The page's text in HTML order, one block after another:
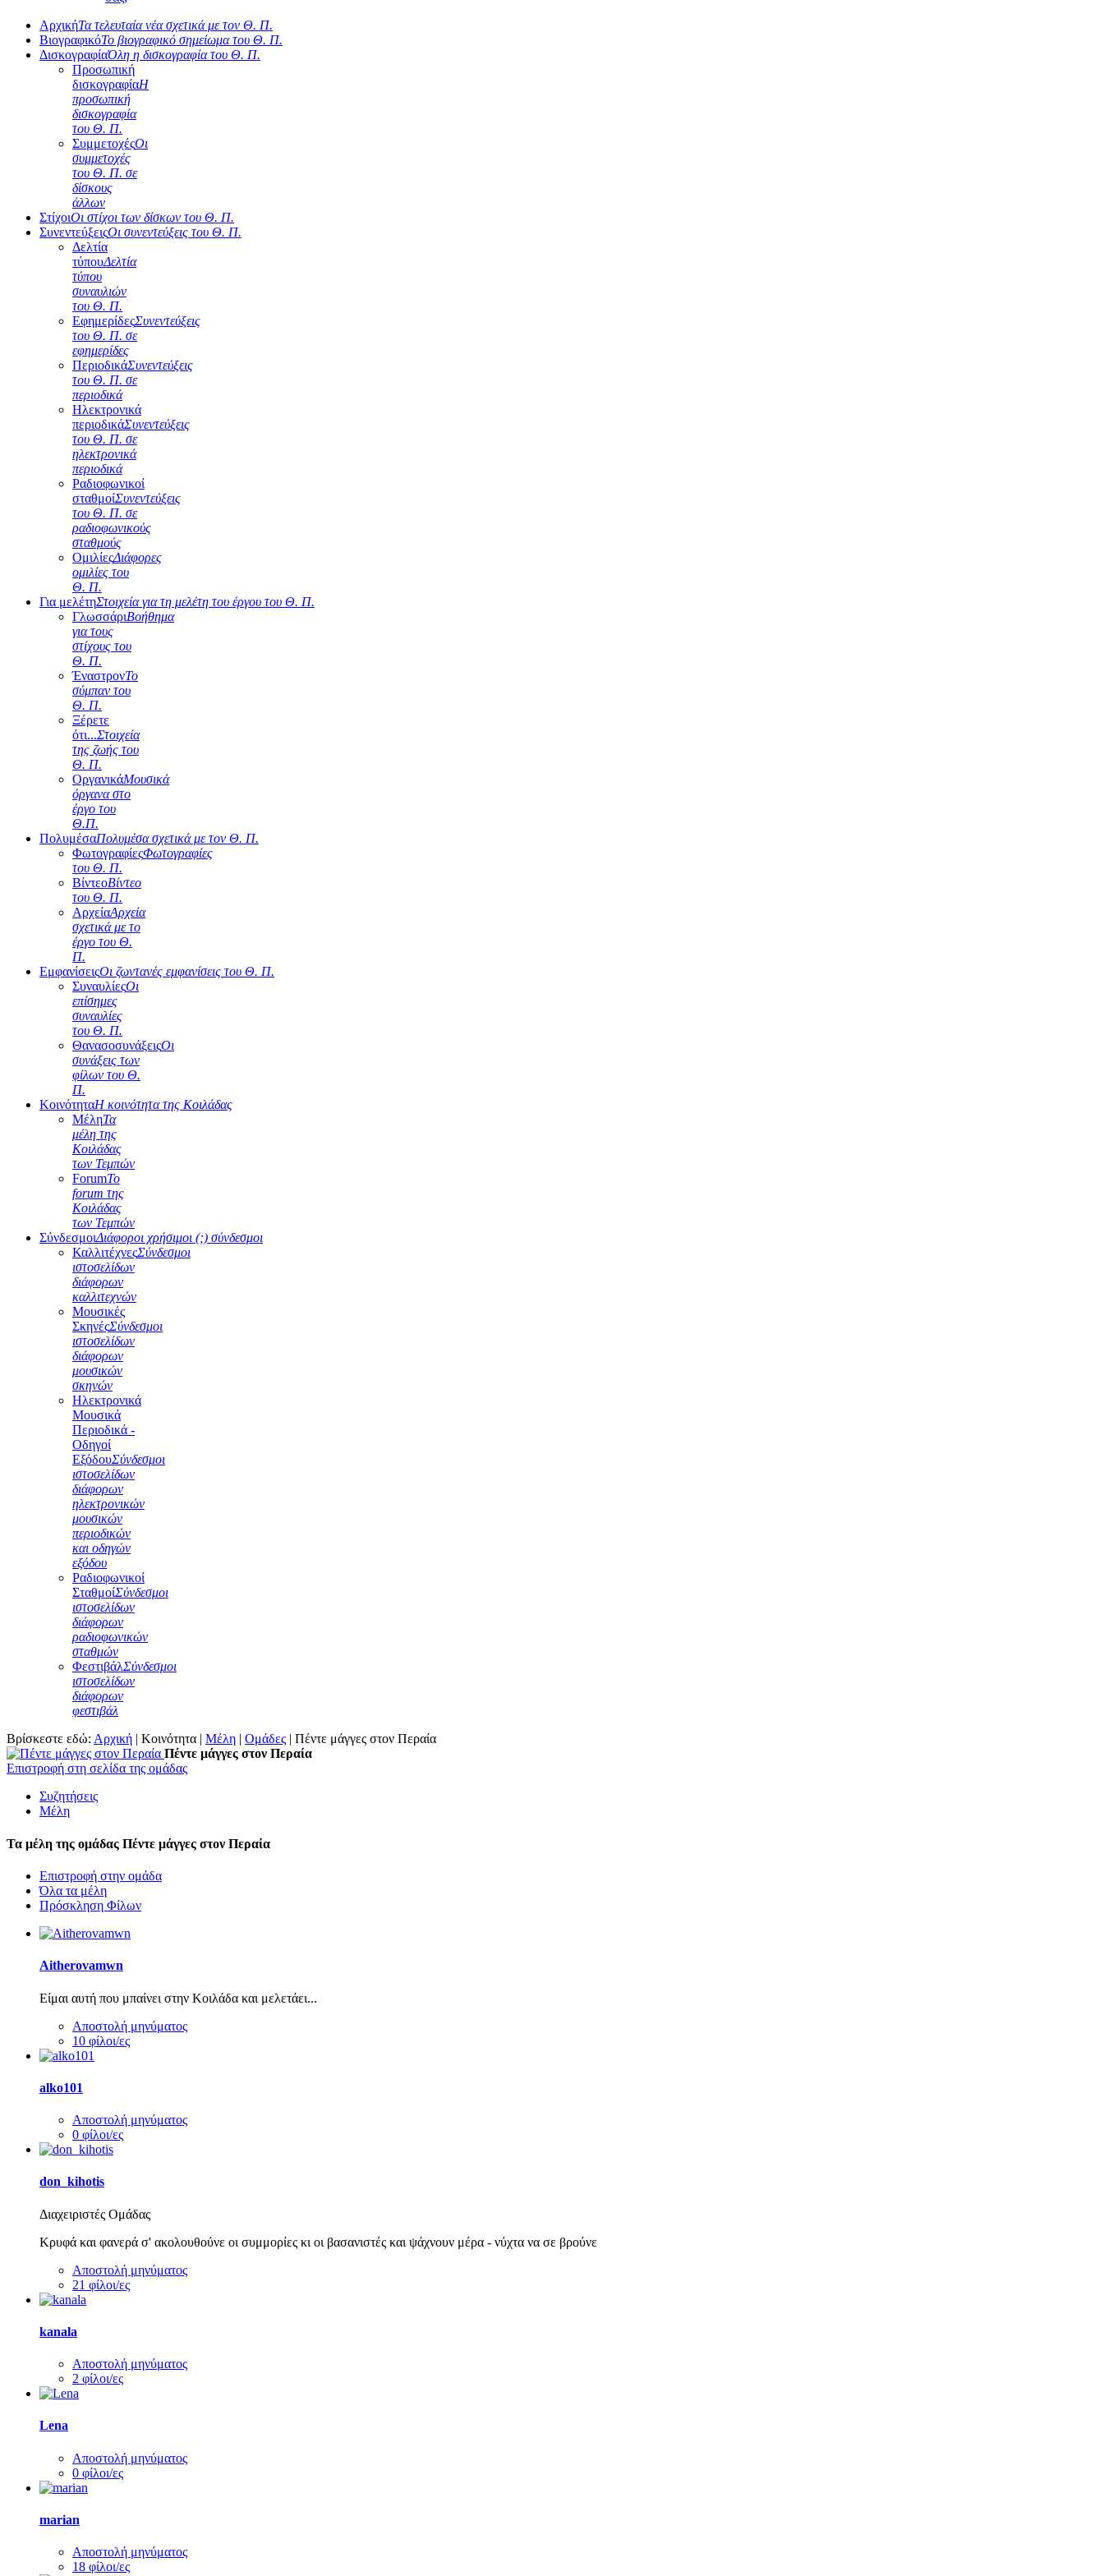
ΑρχικήΤα τελευταία νέα σχετικά με τον Θ. Π.
ΒιογραφικόΤο βιογραφικό σημείωμα του Θ. Π.
ΔισκογραφίαΌλη η δισκογραφία του Θ. Π.
Προσωπική
δισκογραφίαΗ
προσωπική
δισκογραφία
του Θ. Π.
ΣυμμετοχέςΟι
συμμετοχές
του Θ. Π. σε
δίσκους
άλλων
ΣτίχοιΟι στίχοι των δίσκων του Θ. Π.
ΣυνεντεύξειςΟι συνεντεύξεις του Θ. Π.
Δελτία
τύπουΔελτία
τύπου
συναυλιών
του Θ. Π.
ΕφημερίδεςΣυνεντεύξεις
του Θ. Π. σε
εφημερίδες
ΠεριοδικάΣυνεντεύξεις
του Θ. Π. σε
περιοδικά
Ηλεκτρονικά
περιοδικάΣυνεντεύξεις
του Θ. Π. σε
ηλεκτρονικά
περιοδικά
Ραδιοφωνικοί
σταθμοίΣυνεντεύξεις
του Θ. Π. σε
ραδιοφωνικούς
σταθμούς
ΟμιλίεςΔιάφορες
ομιλίες του
Θ. Π.
Για μελέτηΣτοιχεία για τη μελέτη του έργου του Θ. Π.
ΓλωσσάριΒοήθημα
για τους
στίχους του
Θ. Π.
ΈναστρονΤο
σύμπαν του
Θ. Π.
Ξέρετε
ότι...Στοιχεία
της ζωής του
Θ. Π.
ΟργανικάΜουσικά
όργανα στο
έργο του
Θ.Π.
ΠολυμέσαΠολυμέσα σχετικά με τον Θ. Π.
ΦωτογραφίεςΦωτογραφίες
του Θ. Π.
ΒίντεοΒίντεο
του Θ. Π.
ΑρχείαΑρχεία
σχετικά με το
έργο του Θ.
Π.
ΕμφανίσειςΟι ζωντανές εμφανίσεις του Θ. Π.
ΣυναυλίεςΟι
επίσημες
συναυλίες
του Θ. Π.
ΘανασοσυνάξειςΟι
συνάξεις των
φίλων του Θ.
Π.
ΚοινότηταΗ κοινότητα της Κοιλάδας
ΜέληΤα
μέλη της
Κοιλάδας
των Τεμπών
ForumΤο
forum της
Κοιλάδας
των Τεμπών
ΣύνδεσμοιΔιάφοροι χρήσιμοι (;) σύνδεσμοι
ΚαλλιτέχνεςΣύνδεσμοι
ιστοσελίδων
διάφορων
καλλιτεχνών
Μουσικές
ΣκηνέςΣύνδεσμοι
ιστοσελίδων
διάφορων
μουσικών
σκηνών
Ηλεκτρονικά
Μουσικά
Περιοδικά -
Οδηγοί
ΕξόδουΣύνδεσμοι
ιστοσελίδων
διάφορων
ηλεκτρονικών
μουσικών
περιοδικών
και οδηγών
εξόδου
Ραδιοφωνικοί
ΣταθμοίΣύνδεσμοι
ιστοσελίδων
διάφορων
ραδιοφωνικών
σταθμών
ΦεστιβάλΣύνδεσμοι
ιστοσελίδων
διάφορων
φεστιβάλ
Βρίσκεστε εδώ: Αρχική | Κοινότητα | Μέλη | Ομάδες | Πέντε μάγγες στον Περαία
Πέντε μάγγες στον Περαία
Επιστροφή στη σελίδα της ομάδας
Συζητήσεις
Μέλη
Τα μέλη της ομάδας Πέντε μάγγες στον Περαία
Επιστροφή στην ομάδα
Όλα τα μέλη
Πρόσκληση Φίλων
Aitherovamwn
Είμαι αυτή που μπαίνει στην Κοιλάδα και μελετάει...
Αποστολή μηνύματος
10 φίλοι/ες
alko101
Αποστολή μηνύματος
0 φίλοι/ες
don_kihotis
Διαχειριστές Ομάδας
Κρυφά και φανερά σ' ακολουθούνε οι συμμορίες κι οι βασανιστές και ψάχνουν μέρα - νύχτα να σε βρούνε
Αποστολή μηνύματος
21 φίλοι/ες
kanala
Αποστολή μηνύματος
2 φίλοι/ες
Lena
Αποστολή μηνύματος
0 φίλοι/ες
marian
Αποστολή μηνύματος
18 φίλοι/ες